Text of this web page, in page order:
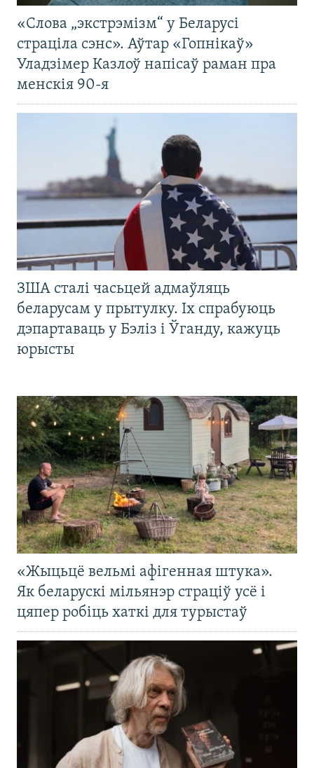
«Слова „экстрэмізм“ у Беларусі
страціла сэнс». Аўтар «Гопнікаў»
Уладзімер Казлоў напісаў раман пра
менскія 90-я
ЗША сталі часьцей адмаўляць
беларусам у прытулку. Іх спрабуюць
дэпартаваць у Бэліз і Ўганду, кажуць
юрысты
«Жыцьцё вельмі афігенная штука».
Як беларускі мільянэр страціў усё і
цяпер робіць хаткі для турыстаў